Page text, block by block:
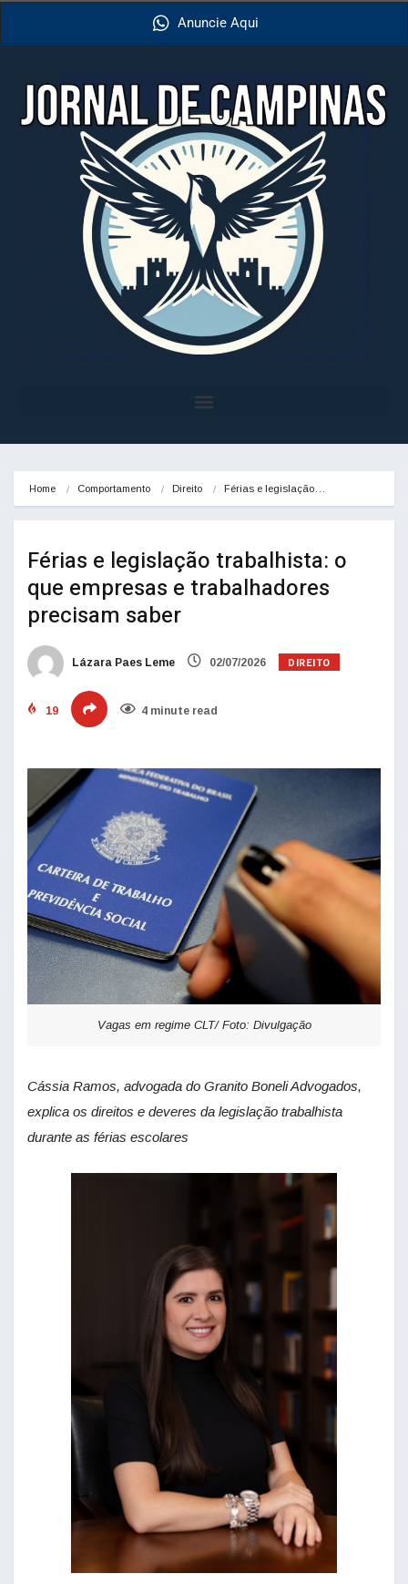
Anuncie Aqui
Home Comportamento Direito Férias e legislação…
Férias e legislação trabalhista: o
que empresas e trabalhadores
precisam saber
Lázara Paes Leme 02/07/2026 DIREITO
19 4 minute read
Vagas em regime CLT/ Foto: Divulgação
Cássia Ramos, advogada do Granito Boneli Advogados,
explica os direitos e deveres da legislação trabalhista
durante as férias escolares